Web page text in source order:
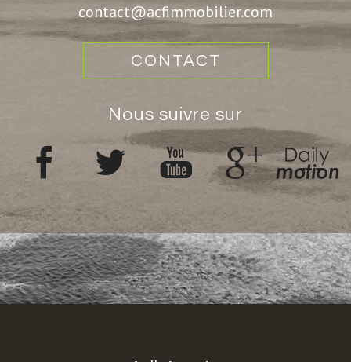
contact@acfimmobilier.com
CONTACT
nous suivre sur